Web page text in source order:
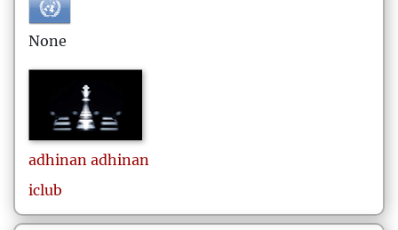
None
adhinan adhinan
iclub